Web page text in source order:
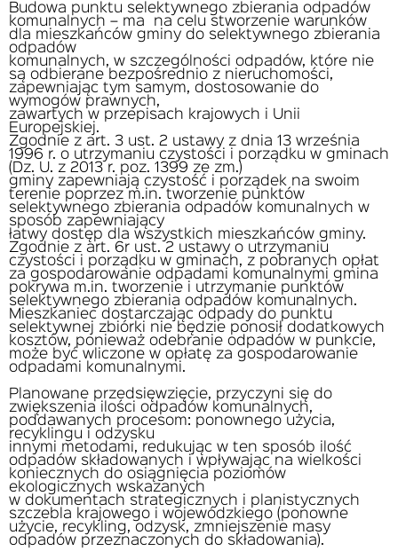
Budowa punktu selektywnego zbierania odpadów
komunalnych – ma na celu stworzenie warunków
dla mieszkańców gminy do selektywnego zbierania
odpadów
komunalnych, w szczególności odpadów, które nie
są odbierane bezpośrednio z nieruchomości,
zapewniając tym samym, dostosowanie do
wymogów prawnych,
zawartych w przepisach krajowych i Unii
Europejskiej.
Zgodnie z art. 3 ust. 2 ustawy z dnia 13 września
1996 r. o utrzymaniu czystości i porządku w gminach
(Dz. U. z 2013 r. poz. 1399 ze zm.)
gminy zapewniają czystość i porządek na swoim
terenie poprzez m.in. tworzenie punktów
selektywnego zbierania odpadów komunalnych w
sposób zapewniający
łatwy dostęp dla wszystkich mieszkańców gminy.
Zgodnie z art. 6r ust. 2 ustawy o utrzymaniu
czystości i porządku w gminach, z pobranych opłat
za gospodarowanie odpadami komunalnymi gmina
pokrywa m.in. tworzenie i utrzymanie punktów
selektywnego zbierania odpadów komunalnych.
Mieszkaniec dostarczając odpady do punktu
selektywnej zbiórki nie będzie ponosił dodatkowych
kosztów, ponieważ odebranie odpadów w punkcie,
może być wliczone w opłatę za gospodarowanie
odpadami komunalnymi.
Planowane przedsięwzięcie, przyczyni się do
zwiększenia ilości odpadów komunalnych,
poddawanych procesom: ponownego użycia,
recyklingu i odzysku
innymi metodami, redukując w ten sposób ilość
odpadów składowanych i wpływając na wielkości
koniecznych do osiągnięcia poziomów
ekologicznych wskazanych
w dokumentach strategicznych i planistycznych
szczebla krajowego i wojewódzkiego (ponowne
użycie, recykling, odzysk, zmniejszenie masy
odpadów przeznaczonych do składowania).